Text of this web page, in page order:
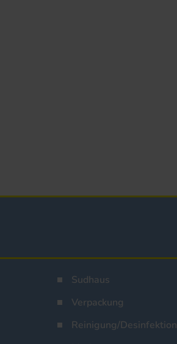
Sudhaus
Verpackung
Reinigung/Desinfektion